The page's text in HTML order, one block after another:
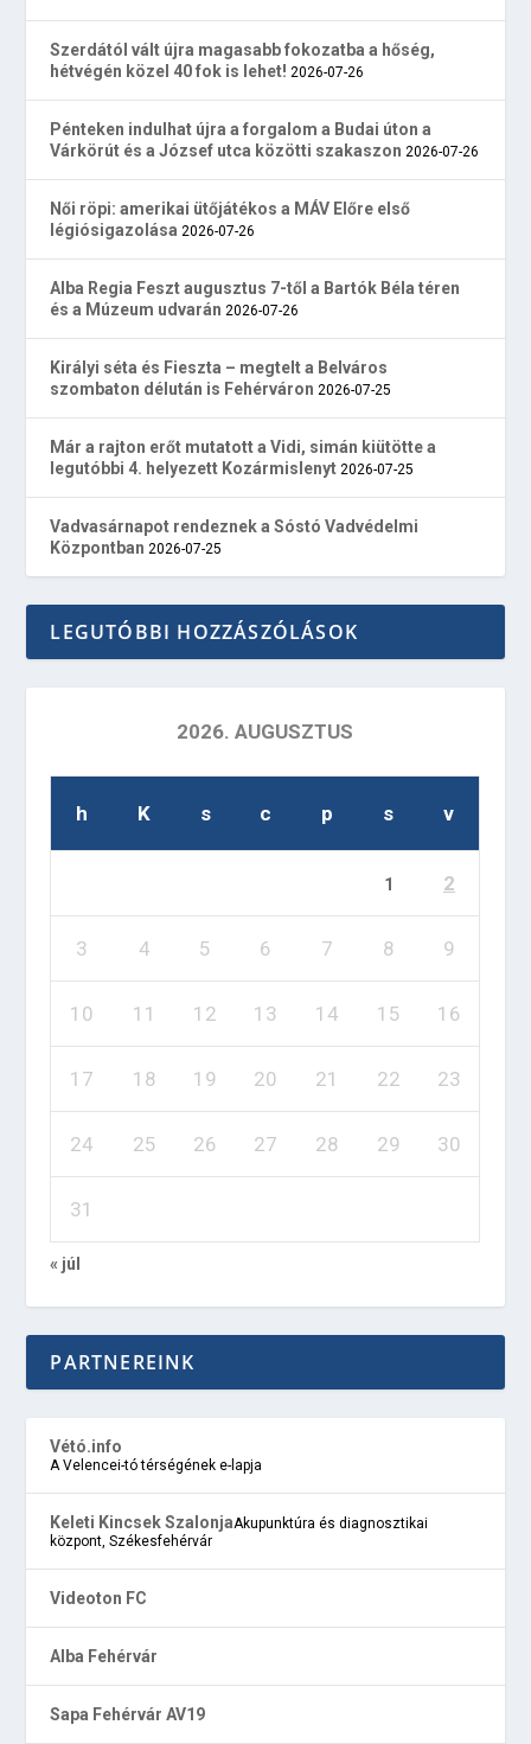
Szerdától vált újra magasabb fokozatba a hőség,
hétvégén közel 40 fok is lehet! 2026-07-26
Pénteken indulhat újra a forgalom a Budai úton a
Várkörút és a József utca közötti szakaszon 2026-07-26
Női röpi: amerikai ütőjátékos a MÁV Előre első
légiósigazolása 2026-07-26
Alba Regia Feszt augusztus 7-től a Bartók Béla téren
és a Múzeum udvarán 2026-07-26
Királyi séta és Fieszta – megtelt a Belváros
szombaton délután is Fehérváron 2026-07-25
Már a rajton erőt mutatott a Vidi, simán kiütötte a
legutóbbi 4. helyezett Kozármislenyt 2026-07-25
Vadvasárnapot rendeznek a Sóstó Vadvédelmi
Központban 2026-07-25
LEGUTÓBBI HOZZÁSZÓLÁSOK
2026. AUGUSZTUS
h K s c p s v
1 2
3 4 5 6 7 8 9
10 11 12 13 14 15 16
17 18 19 20 21 22 23
24 25 26 27 28 29 30
31
« júl
PARTNEREINK
Vétó.info
A Velencei-tó térségének e-lapja
Keleti Kincsek SzalonjaAkupunktúra és diagnosztikai
központ, Székesfehérvár
Videoton FC
Alba Fehérvár
Sapa Fehérvár AV19